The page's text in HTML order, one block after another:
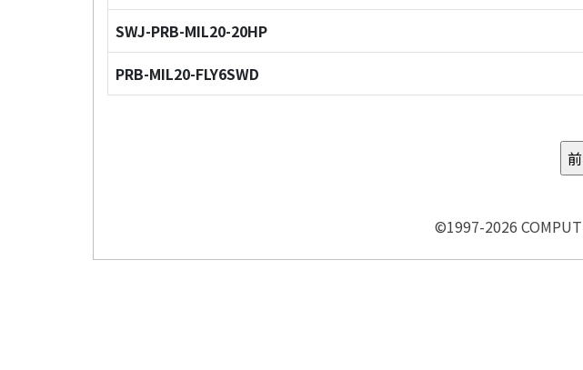
SWJ-PRB-MIL20-20HP
PRB-MIL20-FLY6SWD
©1997-2026